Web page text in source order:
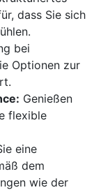
dass Sie sich
bei
Optionen zur
Genießen
flexible
eine
dem
wie der